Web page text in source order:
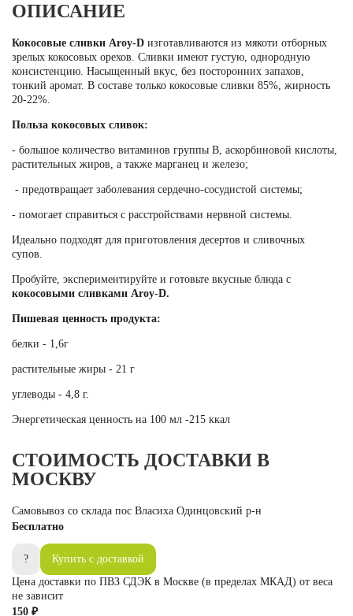
ОПИСАНИЕ
Кокосовые сливки Aroy-D изготавливаются из мякоти отборных
зрелых кокосовых орехов. Сливки имеют густую, однородную
консистенцию. Насыщенный вкус, без посторонних запахов,
тонкий аромат. В составе только кокосовые сливки 85%, жирность
20-22%.
Польза кокосовых сливок:
- большое количество витаминов группы В, аскорбиновой кислоты,
растительных жиров, а также марганец и железо;
- предотвращает заболевания сердечно-сосудистой системы;
- помогает справиться с расстройствами нервной системы.
Идеально подходят для приготовления десертов и сливочных
супов.
Пробуйте, экспериментируйте и готовьте вкусные блюда с
кокосовыми сливками Aroy-D.
Пишевая ценность продукта:
белки - 1,6г
растительные жиры - 21 г
углеводы - 4,8 г.
Энергетическая ценность на 100 мл -215 ккал
СТОИМОСТЬ ДОСТАВКИ В
МОСКВУ
Самовывоз со склада пос Власиха Одинцовский р-н
Бесплатно
?
Купить с доставкой
Цена доставки по ПВЗ СДЭК в Москве (в пределах МКАД) от веса
не зависит
150 ₽